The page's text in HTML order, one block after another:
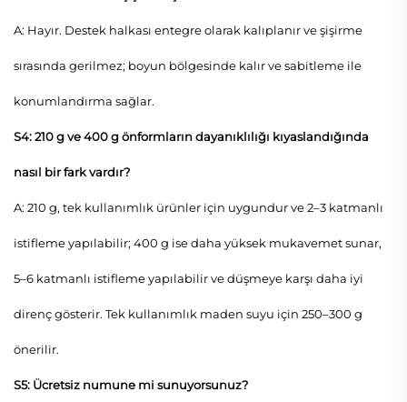
A: Hayır. Destek halkası entegre olarak kalıplanır ve şişirme
sırasında gerilmez; boyun bölgesinde kalır ve sabitleme ile
konumlandırma sağlar.
S4: 210 g ve 400 g önformların dayanıklılığı kıyaslandığında
nasıl bir fark vardır?
A: 210 g, tek kullanımlık ürünler için uygundur ve 2–3 katmanlı
istifleme yapılabilir; 400 g ise daha yüksek mukavemet sunar,
5–6 katmanlı istifleme yapılabilir ve düşmeye karşı daha iyi
direnç gösterir. Tek kullanımlık maden suyu için 250–300 g
önerilir.
S5: Ücretsiz numune mi sunuyorsunuz?